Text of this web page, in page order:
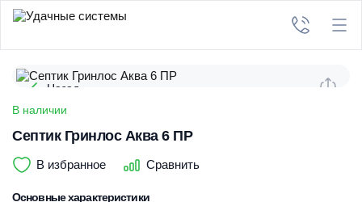
Назад
В наличии
Септик Гринлос Аква 6 ПР
В избранное Сравнить
Основные характеристики